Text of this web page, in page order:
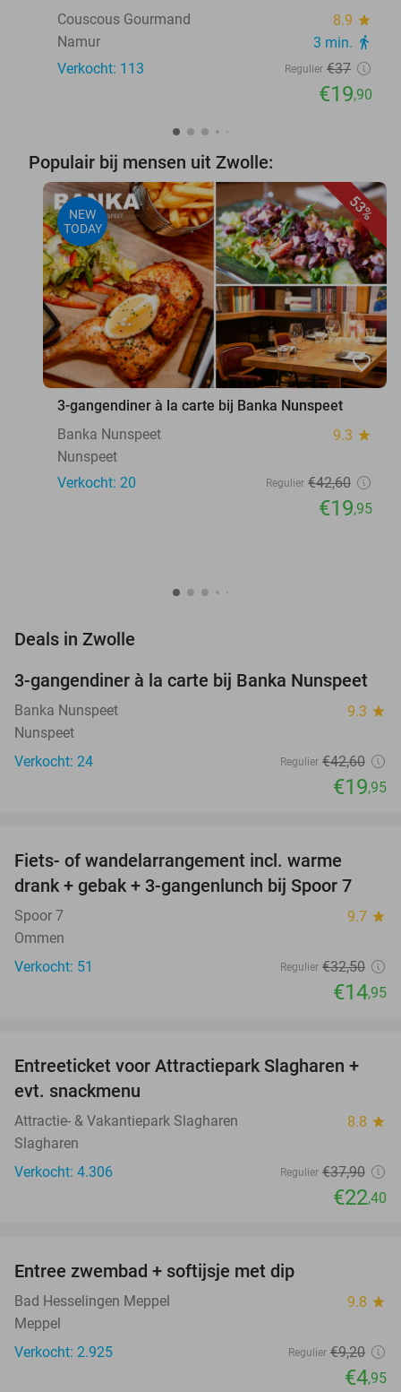
Couscous Gourmand
8.9 star
Namur 3 min. directions_walk
Verkocht: 113 Regulier €37
€19,90
Populair bij mensen uit Zwolle:
53%
NEW
TODAY
favorite_border
3-gangendiner à la carte bij Banka Nunspeet
Banka Nunspeet
9.3 star
Nunspeet
Verkocht: 20
Regulier €42,60
€19,95
Deals in Zwolle
53%
NEW
TODAY
3-gangendiner à la carte bij Banka Nunspeet
Banka Nunspeet 9.3 star
Nunspeet
Verkocht: 24
Regulier €42,60
€19,95
Fiets- of wandelarrangement incl. warme
drank + gebak + 3-gangenlunch bij Spoor 7
Spoor 7 9.7 star
Ommen
Verkocht: 51
Regulier €32,50
€14,95
41%
Entreeticket voor Attractiepark Slagharen +
evt. snackmenu
Attractie- & Vakantiepark Slagharen 8.8 star
Slagharen
Verkocht: 4.306
Regulier €37,90
€22,40
Entree zwembad + softijsje met dip
Bad Hesselingen Meppel 9.8 star
Meppel
Verkocht: 2.925
Regulier €9,20
€4,95